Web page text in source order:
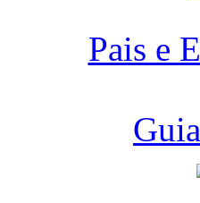
Pais e